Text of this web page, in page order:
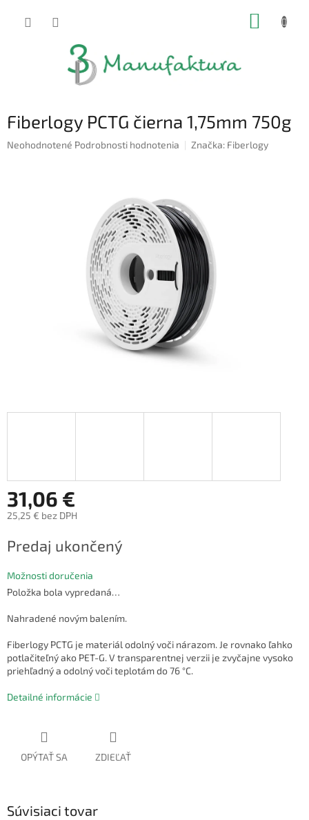
Fiberlogy PCTG čierna 1,75mm 750g
Priemerné
Neohodnotené Podrobnosti hodnotenia Značka: Fiberlogy
31,06 €
25,25 € bez DPH
cena:
Predaj ukončený
Možnosti doručenia
Položka bola vypredaná…
Nahradené novým balením.
Fiberlogy PCTG je materiál odolný voči nárazom. Je rovnako ľahko
potlačiteľný ako PET-G. V transparentnej verzii je zvyčajne vysoko
priehľadný a odolný voči teplotám do 76 °C.
Detailné informácie
OPÝTAŤ SA ZDIEĽAŤ
Súvisiaci tovar